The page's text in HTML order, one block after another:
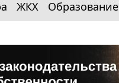
ЖКХ Образование